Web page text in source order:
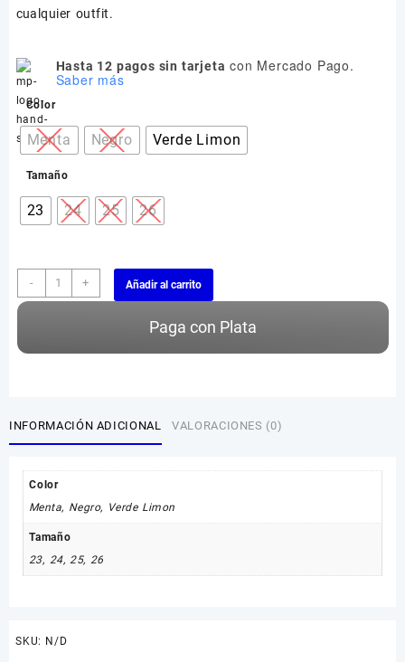
cualquier outfit.
Hasta 12 pagos sin tarjeta con Mercado Pago.
Saber más
Color
Menta Negro Verde Limon
Tamaño
23 24 25 26
-
Huarache
Sponch
3T
+ Añadir al carrito
Paga con Plata
INFORMACIÓN ADICIONAL VALORACIONES (0)
Color
Menta, Negro, Verde Limon
Tamaño
23, 24, 25, 26
SKU: N/D